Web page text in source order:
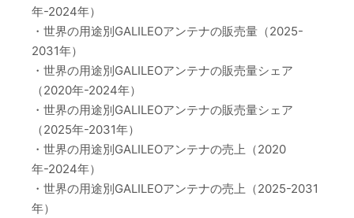
年-2024年）
・世界の用途別GALILEOアンテナの販売量（2025-
2031年）
・世界の用途別GALILEOアンテナの販売量シェア
（2020年-2024年）
・世界の用途別GALILEOアンテナの販売量シェア
（2025年-2031年）
・世界の用途別GALILEOアンテナの売上（2020
年-2024年）
・世界の用途別GALILEOアンテナの売上（2025-2031
年）